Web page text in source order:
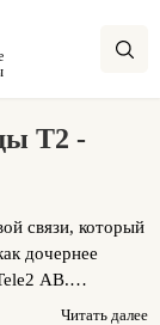
Т2 -
связи, который
дочернее
AB.
Читать далее